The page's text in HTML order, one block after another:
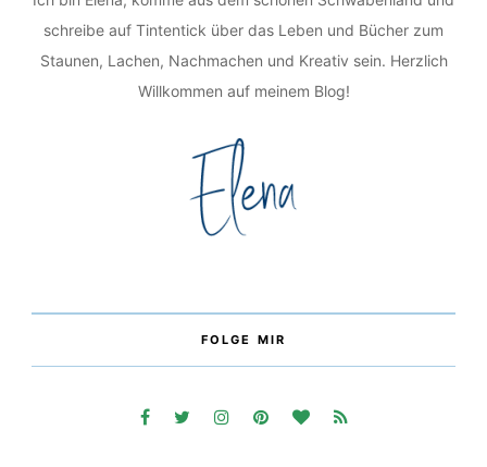
schreibe auf Tintentick über das Leben und Bücher zum
Staunen, Lachen, Nachmachen und Kreativ sein. Herzlich
Willkommen auf meinem Blog!
FOLGE MIR